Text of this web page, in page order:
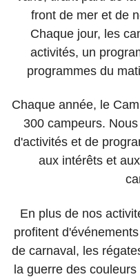
front de mer et de
Chaque jour, les
activités, un
programmes du
Chaque année, le
300 campeurs.
d'activités et de
aux intérêts et
En plus de nos
profitent
de carnaval, les
la guerre des